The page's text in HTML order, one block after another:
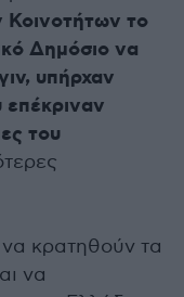
το
Δημόσιο να
υπήρχαν
του
κρατηθούν τα
να